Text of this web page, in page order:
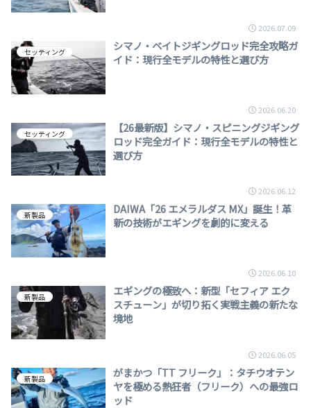
2026.07.09
セッティング
シマノ・ベイトジギングロッド完全攻略ガ
イド：現行全モデルの特性と選び方
2026.06.20
セッティング
【26最新版】シマノ・スピニングジギング
ロッド完全ガイド：現行全モデルの特性と
選び方
2026.06.12
新製品
DAIWA「26 エメラルダス MX」誕生！革
新の技術がエギングを劇的に変える
2026.06.10
新製品
エギングの極致へ：新型「セフィア エク
スチューン」が切り拓く実戦主義の新たな
境地
2026.06.05
新製品
がまかつ「TT フリーク」：タチウオテン
ヤを極める熱狂者（フリーク）への最強ロ
ッド